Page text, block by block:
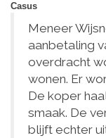
Casus
Meneer
aanbetaling
overdracht
wonen. Er
De koper
smaak. De
blijft echter